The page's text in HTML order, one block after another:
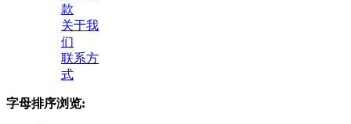
款
关于我
们
联系方
式
字母排序浏览: